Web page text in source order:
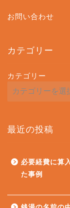
お問い合わせ
カテゴリー
カテゴリー
最近の投稿
必要経費に算
た事例